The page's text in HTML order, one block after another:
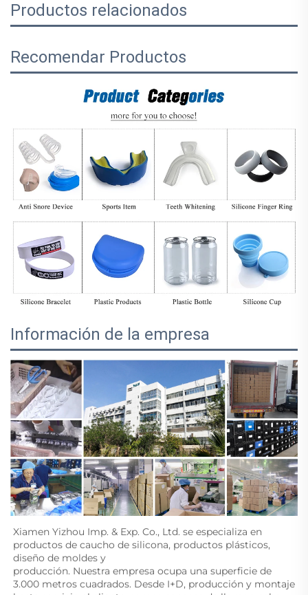
Productos relacionados
Recomendar Productos
Información de la empresa
Xiamen Yizhou Imp. & Exp. Co., Ltd. se especializa en
productos de caucho de silicona, productos plásticos,
diseño de moldes y
producción. Nuestra empresa ocupa una superficie de
3.000 metros cuadrados. Desde I+D, producción y montaje